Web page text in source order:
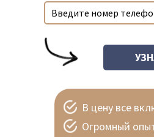
В цену все
Огромный